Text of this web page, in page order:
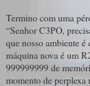
Termino com uma
“Senhor C3PO,
que nosso ambiente
máquina nova é um
999999999 de
momento de perplexa